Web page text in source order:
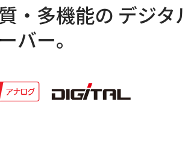
・多機能の デジタ
バー。